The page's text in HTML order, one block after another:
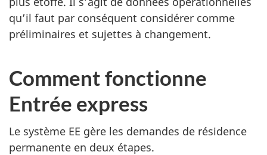
qu’il faut par conséquent considérer comme
préliminaires et sujettes à changement.
Comment fonctionne
Entrée express
Le système EE gère les demandes de résidence
permanente en deux étapes.